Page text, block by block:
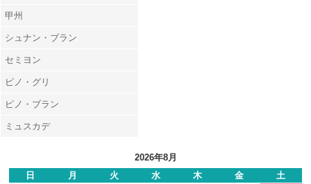
甲州
シュナン・ブラン
セミヨン
ピノ・グリ
ピノ・ブラン
ミュスカデ
2026年8月
日
月 火 水 木 金
土